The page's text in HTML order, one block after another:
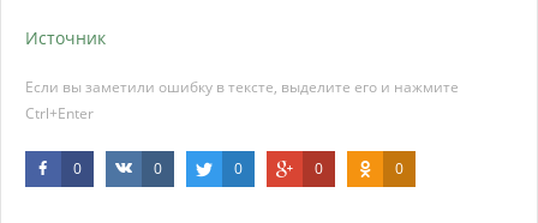
Источник
Если вы заметили ошибку в тексте, выделите его и нажмите
Ctrl+Enter
0 0 0 0 0